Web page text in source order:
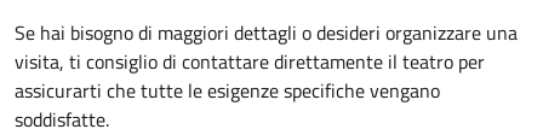
Se hai bisogno di maggiori dettagli o desideri organizzare una
visita, ti consiglio di contattare direttamente il teatro per
assicurarti che tutte le esigenze specifiche vengano
soddisfatte.